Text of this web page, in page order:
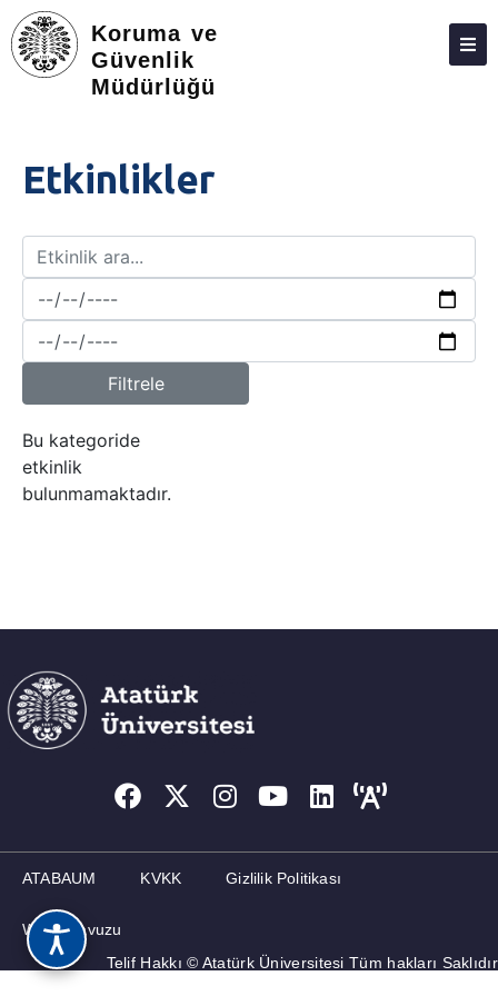
Koruma ve
Güvenlik
Müdürlüğü
HAKKIMIZDA
PERSONEL
Etkinlikler
Filtrele
Bu kategoride
etkinlik
bulunmamaktadır.
ATABAUM KVKK Gizlilik Politikası
Web Kılavuzu
Telif Hakkı © Atatürk Üniversitesi Tüm hakları Saklıdır